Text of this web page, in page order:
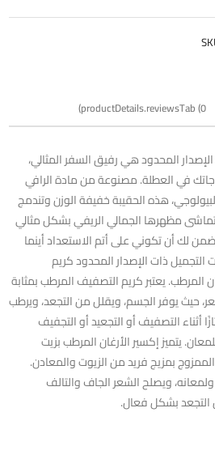
productDetails.reviewsTab (0)
المحدود هي رفيق السفر المثالي،
في العطلة. مصنوعة من مادة الرافي
هذه الحقيبة خفيفة الوزن وتندمج
مظهرها الجمالي الريفي بشكل مثالي
صيف 2024، مما يضمن لك أن تكوني على أتم الاستعداد أينما
ذات الإصدار المحدود كريم
المرطب. يعتبر كريم التصفيف المرطب بمثابة
حيث يوفر الجسم، ويقلل من التجعد، ويرطب
أثناء التصفيف أو التجعيد أو التجفيف
يتميز إكسير الأرغان المرطب بزيت
بمزيج فريد من الزيوت والمعادن.
ويصلح الشعر الجاف والتالف
بشكل فعال.